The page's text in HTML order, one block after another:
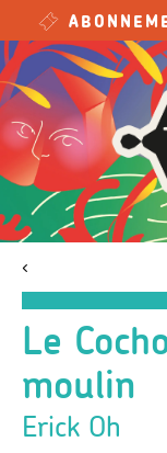
Skip to main content
<
Le
moulin
Erick Oh